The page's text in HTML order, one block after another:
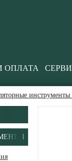
ОПЛАТА
инструменты